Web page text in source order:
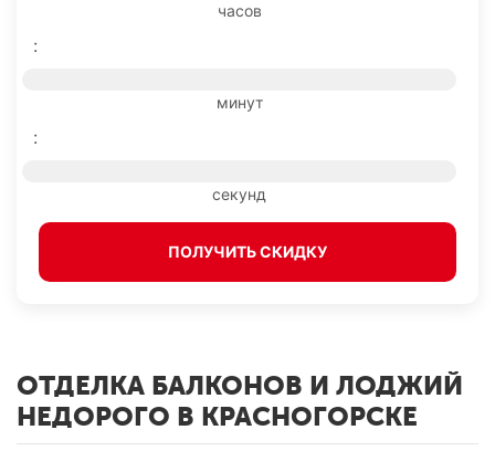
часов
:
минут
:
секунд
ПОЛУЧИТЬ СКИДКУ
ОТДЕЛКА БАЛКОНОВ И ЛОДЖИЙ
НЕДОРОГО В КРАСНОГОРСКЕ